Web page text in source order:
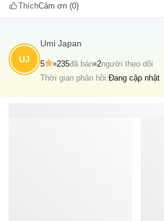
ThíchCảm ơn (0)
UJ
Umi Japan
5 235đã bán 2người theo dõi
Thời gian phản hồi:Đang cập nhật